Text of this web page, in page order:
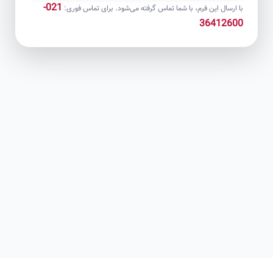
با ارسال این فرم، با شما تماس گرفته می‌شود. برای تماس فوری:
021-
36412600